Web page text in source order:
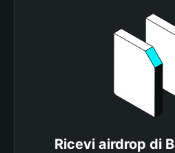
Ricevi airdrop di